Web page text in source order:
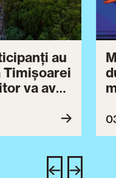
au
Timișoarei
va avea